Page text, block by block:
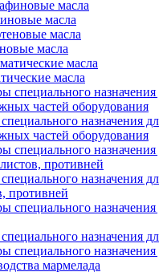
масла
масла
масла
назначения
частей оборудования
назначения
противней
назначения